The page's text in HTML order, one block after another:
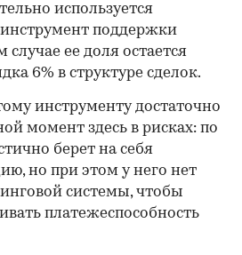
используется
поддержки
ее доля остается
6% в структуре сделок.
инструменту достаточно
момент здесь в рисках: по
берет на себя
но при этом у него нет
системы, чтобы
платежеспособность